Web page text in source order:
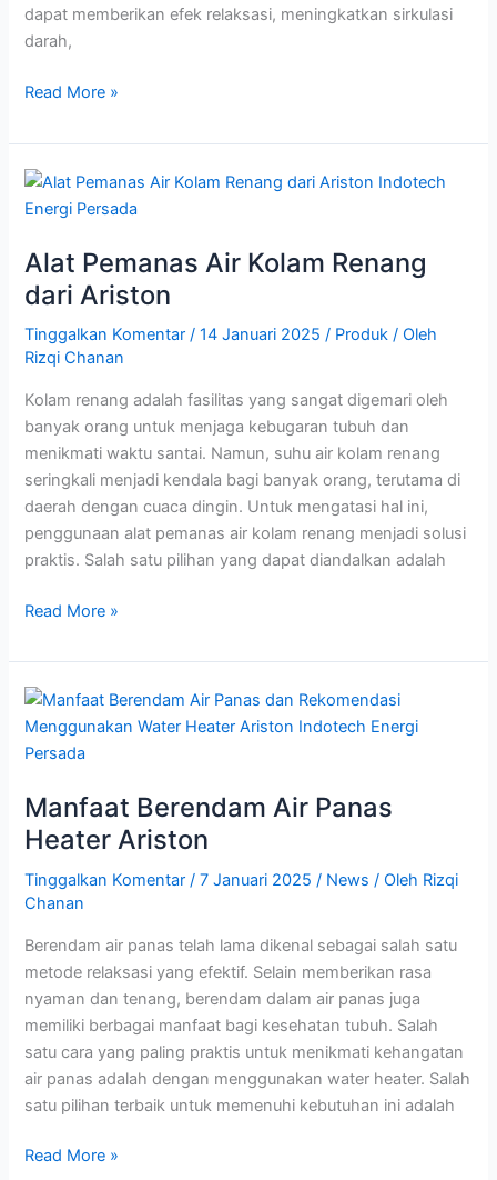
dapat memberikan efek relaksasi, meningkatkan sirkulasi
darah,
Read More »
Alat Pemanas Air Kolam Renang
dari Ariston
Tinggalkan Komentar /14 Januari 2025/ Produk / Oleh
Rizqi Chanan
Kolam renang adalah fasilitas yang sangat digemari oleh
banyak orang untuk menjaga kebugaran tubuh dan
menikmati waktu santai. Namun, suhu air kolam renang
seringkali menjadi kendala bagi banyak orang, terutama di
daerah dengan cuaca dingin. Untuk mengatasi hal ini,
penggunaan alat pemanas air kolam renang menjadi solusi
praktis. Salah satu pilihan yang dapat diandalkan adalah
Alat
Pemanas
Kolam
Renang
Ariston
Read More »
Manfaat Berendam Air Panas
Heater Ariston
Tinggalkan Komentar /7 Januari 2025/ News / Oleh Rizqi
Chanan
Berendam air panas telah lama dikenal sebagai salah satu
metode relaksasi yang efektif. Selain memberikan rasa
nyaman dan tenang, berendam dalam air panas juga
memiliki berbagai manfaat bagi kesehatan tubuh. Salah
satu cara yang paling praktis untuk menikmati kehangatan
air panas adalah dengan menggunakan water heater. Salah
satu pilihan terbaik untuk memenuhi kebutuhan ini adalah
Manfaat
Berendam
Air
Heater
Ariston
Read More »